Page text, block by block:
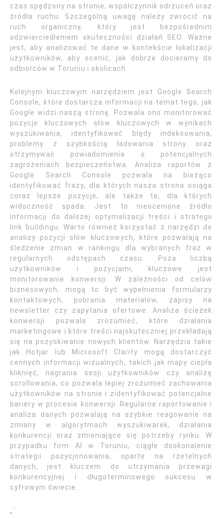
czas spędzony na stronie, współczynnik odrzuceń oraz
źródła ruchu. Szczególną uwagę należy zwrócić na
ruch organiczny, który jest bezpośrednim
odzwierciedleniem skuteczności działań SEO. Ważne
jest, aby analizować te dane w kontekście lokalizacji
użytkowników, aby ocenić, jak dobrze docieramy do
odbiorców w Toruniu i okolicach.
Kolejnym kluczowym narzędziem jest Google Search
Console, które dostarcza informacji na temat tego, jak
Google widzi naszą stronę. Pozwala ono monitorować
pozycje kluczowych słów kluczowych w wynikach
wyszukiwania, identyfikować błędy indeksowania,
problemy z szybkością ładowania strony oraz
otrzymywać powiadomienia o potencjalnych
zagrożeniach bezpieczeństwa. Analiza raportów z
Google Search Console pozwala na bieżąco
identyfikować frazy, dla których nasza strona osiąga
coraz lepsze pozycje, ale także te, dla których
widoczność spada. Jest to nieocenione źródło
informacji do dalszej optymalizacji treści i strategii
link buildingu. Warto również korzystać z narzędzi do
analizy pozycji słów kluczowych, które pozwalają na
śledzenie zmian w rankingu dla wybranych fraz w
regularnych odstępach czasu. Poza liczbą
użytkowników i pozycjami, kluczowe jest
monitorowanie konwersji. W zależności od celów
biznesowych, mogą to być wypełnienia formularzy
kontaktowych, pobrania materiałów, zapisy na
newsletter czy zapytania ofertowe. Analiza ścieżek
konwersji pozwala zrozumieć, które działania
marketingowe i które treści najskuteczniej przekładają
się na pozyskiwanie nowych klientów. Narzędzia takie
jak Hotjar lub Microsoft Clarity mogą dostarczyć
cennych informacji wizualnych, takich jak mapy ciepła
kliknięć, nagrania sesji użytkowników czy analizę
scrollowania, co pozwala lepiej zrozumieć zachowania
użytkowników na stronie i zidentyfikować potencjalne
bariery w procesie konwersji. Regularne raportowanie i
analiza danych pozwalają na szybkie reagowanie na
zmiany w algorytmach wyszukiwarek, działania
konkurencji oraz zmieniające się potrzeby rynku. W
przypadku firm AI w Toruniu, ciągłe doskonalenie
strategii pozycjonowania, oparte na rzetelnych
danych, jest kluczem do utrzymania przewagi
konkurencyjnej i długoterminowego sukcesu w
cyfrowym świecie.
„`